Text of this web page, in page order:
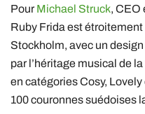
Pour Michael Struck, CEO
Ruby Frida est étroitement
Stockholm, avec un
par l’héritage musical de
en catégories Cosy,
100 couronnes suédoises